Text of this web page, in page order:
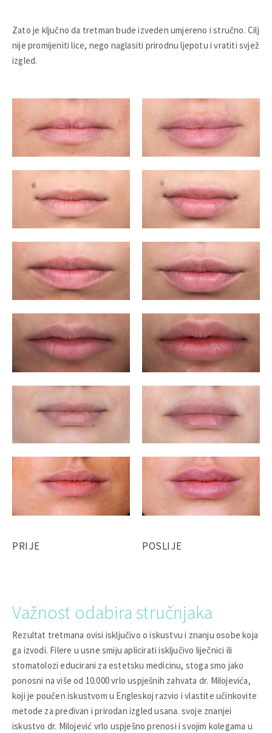
Zato je ključno da tretman bude izveden umjereno i stručno. Cilj
nije promijeniti lice, nego naglasiti prirodnu ljepotu i vratiti svjež
izgled.
PRIJE POSLIJE
Važnost odabira stručnjaka
Rezultat tretmana ovisi isključivo o iskustvu i znanju osobe koja
ga izvodi. Filere u usne smiju aplicirati isključivo liječnici ili
stomatolozi educirani za estetsku medicinu, stoga smo jako
ponosni na više od 10.000 vrlo uspješnih zahvata dr. Milojevića,
koji je poučen iskustvom u Engleskoj razvio i vlastite učinkovite
metode za predivan i prirodan izgled usana. svoje znanjei
iskustvo dr. Milojević vrlo uspješno prenosi i svojim kolegama u